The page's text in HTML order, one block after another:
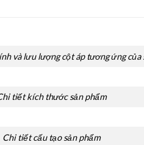
và lưu lượng cột áp tương ứng của
tiết kích thước sản phẩm
Chi tiết cấu tạo sản phẩm